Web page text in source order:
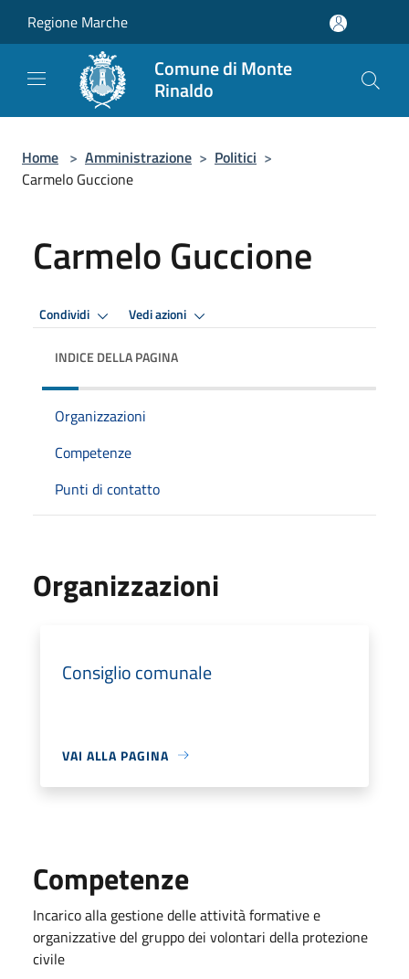
Regione Marche
Comune di Monte
Rinaldo
Home > Amministrazione > Politici >
Carmelo Guccione
Carmelo Guccione
Condividi Vedi azioni
INDICE DELLA PAGINA
Organizzazioni
Competenze
Punti di contatto
Organizzazioni
Consiglio comunale
VAI ALLA PAGINA
Competenze
Incarico alla gestione delle attività formative e
organizzative del gruppo dei volontari della protezione
civile